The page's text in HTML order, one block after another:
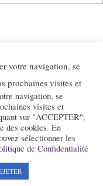
édités par l’association
objet la promotion du
alpes.com
votre navigation, se
prochaines visites et
navigation, se
visites et
sur "ACCEPTER",
des cookies. En
sélectionner les
de Confidentialité